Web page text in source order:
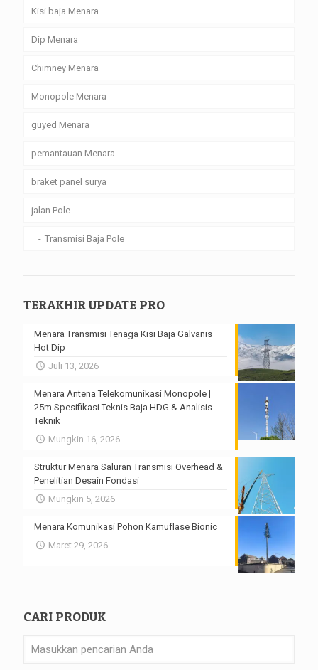
Kisi baja Menara
Dip Menara
Chimney Menara
Monopole Menara
guyed Menara
pemantauan Menara
braket panel surya
jalan Pole
Transmisi Baja Pole
TERAKHIR UPDATE PRO
Menara Transmisi Tenaga Kisi Baja Galvanis
Hot Dip
Juli 13, 2026
Menara Antena Telekomunikasi Monopole |
25m Spesifikasi Teknis Baja HDG & Analisis
Teknik
Mungkin 16, 2026
Struktur Menara Saluran Transmisi Overhead &
Penelitian Desain Fondasi
Mungkin 5, 2026
Menara Komunikasi Pohon Kamuflase Bionic
Maret 29, 2026
CARI PRODUK